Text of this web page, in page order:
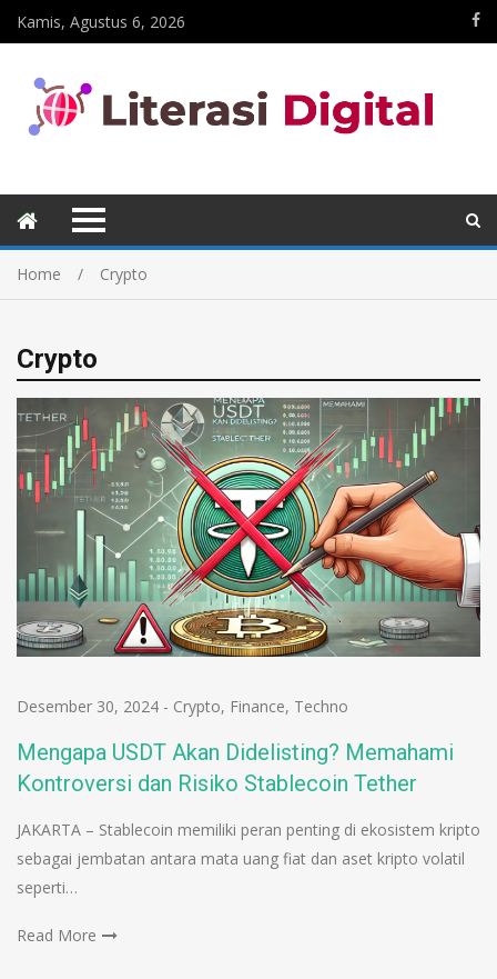
Kamis, Agustus 6, 2026
Home Crypto
Crypto
Desember 30, 2024 - Crypto, Finance, Techno
Mengapa USDT Akan Didelisting? Memahami
Kontroversi dan Risiko Stablecoin Tether
JAKARTA – Stablecoin memiliki peran penting di ekosistem kripto
sebagai jembatan antara mata uang fiat dan aset kripto volatil
seperti…
Read More